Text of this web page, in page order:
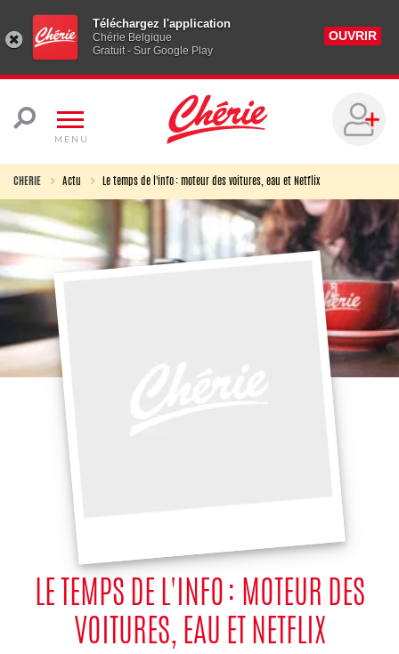
Téléchargez l'application
Chérie Belgique
Gratuit - Sur Google Play
OUVRIR
MENU
CHERIE Actu Le temps de l'info : moteur des voitures, eau et Netflix
LE TEMPS DE L'INFO : MOTEUR DES
VOITURES, EAU ET NETFLIX